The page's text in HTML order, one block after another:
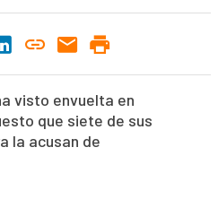
visto envuelta en
que siete de sus
la acusan de